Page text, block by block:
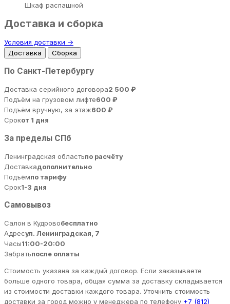
Шкаф распашной
Доставка и сборка
Условия доставки →
Доставка
Сборка
По Санкт-Петербургу
Доставка серийного договора2 500 ₽
Подъём на грузовом лифте600 ₽
Подъём вручную, за этаж600 ₽
Срокот 1 дня
За пределы СПб
Ленинградская областьпо расчёту
Доставкадополнительно
Подъёмпо тарифу
Срок1-3 дня
Самовывоз
Салон в Кудровобесплатно
Адресул. Ленинградская, 7
Часы11:00-20:00
Забратьпосле оплаты
Стоимость указана за каждый договор. Если заказываете
больше одного товара, общая сумма за доставку складывается
из стоимости доставки каждого товара. Уточнить стоимость
доставки за город можно у менеджера по телефону +7 (812)